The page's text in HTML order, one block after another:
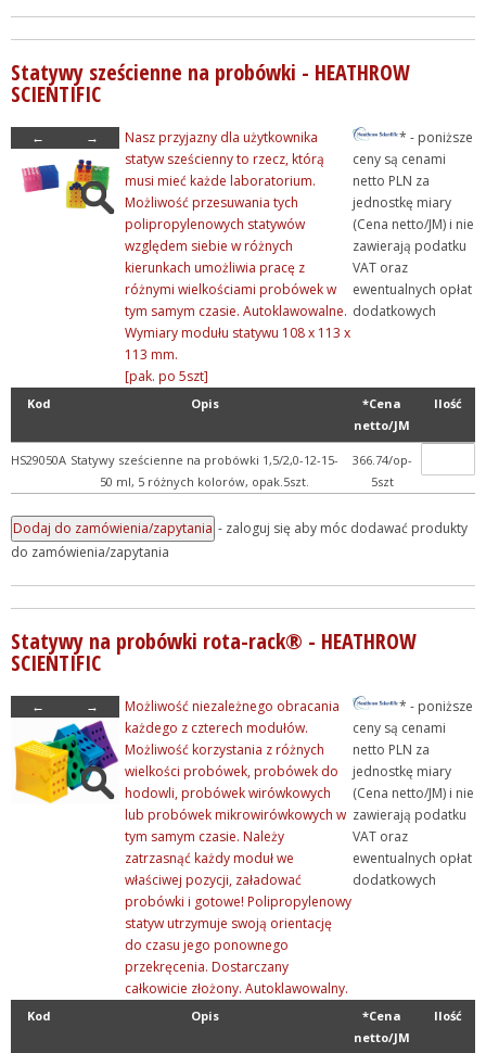
Statywy sześcienne na probówki - HEATHROW
SCIENTIFIC
← →
Nasz przyjazny dla użytkownika
statyw sześcienny to rzecz, którą
musi mieć każde laboratorium.
Możliwość przesuwania tych
polipropylenowych statywów
względem siebie w różnych
kierunkach umożliwia pracę z
różnymi wielkościami probówek w
tym samym czasie. Autoklawowalne.
Wymiary modułu statywu 108 x 113 x
113 mm.
[pak. po 5szt]
* - poniższe
ceny są cenami
netto PLN za
jednostkę miary
(Cena netto/JM) i nie
zawierają podatku
VAT oraz
ewentualnych opłat
dodatkowych
Kod Opis
*Cena
netto/JM
Ilość
HS29050A Statywy sześcienne na probówki 1,5/2,0-12-15-
50 ml, 5 różnych kolorów, opak.5szt.
366.74/op-
5szt
- zaloguj się aby móc dodawać produkty
do zamówienia/zapytania
Statywy na probówki rota-rack® - HEATHROW
SCIENTIFIC
← →
Możliwość niezależnego obracania
każdego z czterech modułów.
Możliwość korzystania z różnych
wielkości probówek, probówek do
hodowli, probówek wirówkowych
lub probówek mikrowirówkowych w
tym samym czasie. Należy
zatrzasnąć każdy moduł we
właściwej pozycji, załadować
probówki i gotowe! Polipropylenowy
statyw utrzymuje swoją orientację
do czasu jego ponownego
przekręcenia. Dostarczany
całkowicie złożony. Autoklawowalny.
* - poniższe
ceny są cenami
netto PLN za
jednostkę miary
(Cena netto/JM) i nie
zawierają podatku
VAT oraz
ewentualnych opłat
dodatkowych
Kod Opis
*Cena
netto/JM
Ilość